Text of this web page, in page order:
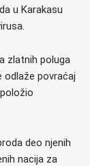
u Karakasu
zlatnih poluga
odlaže povraćaj
deo njenih
nacija za